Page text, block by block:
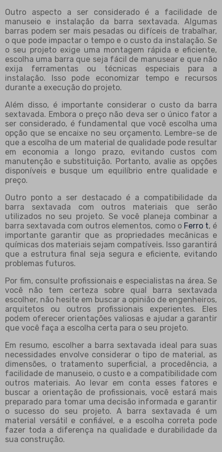
Outro aspecto a ser considerado é a facilidade de
manuseio e instalação da barra sextavada. Algumas
barras podem ser mais pesadas ou difíceis de trabalhar,
o que pode impactar o tempo e o custo da instalação. Se
o seu projeto exige uma montagem rápida e eficiente,
escolha uma barra que seja fácil de manusear e que não
exija ferramentas ou técnicas especiais para a
instalação. Isso pode economizar tempo e recursos
durante a execução do projeto.
Além disso, é importante considerar o custo da barra
sextavada. Embora o preço não deva ser o único fator a
ser considerado, é fundamental que você escolha uma
opção que se encaixe no seu orçamento. Lembre-se de
que a escolha de um material de qualidade pode resultar
em economia a longo prazo, evitando custos com
manutenção e substituição. Portanto, avalie as opções
disponíveis e busque um equilíbrio entre qualidade e
preço.
Outro ponto a ser destacado é a compatibilidade da
barra sextavada com outros materiais que serão
utilizados no seu projeto. Se você planeja combinar a
barra sextavada com outros elementos, como o Ferro t, é
importante garantir que as propriedades mecânicas e
químicas dos materiais sejam compatíveis. Isso garantirá
que a estrutura final seja segura e eficiente, evitando
problemas futuros.
Por fim, consulte profissionais e especialistas na área. Se
você não tem certeza sobre qual barra sextavada
escolher, não hesite em buscar a opinião de engenheiros,
arquitetos ou outros profissionais experientes. Eles
podem oferecer orientações valiosas e ajudar a garantir
que você faça a escolha certa para o seu projeto.
Em resumo, escolher a barra sextavada ideal para suas
necessidades envolve considerar o tipo de material, as
dimensões, o tratamento superficial, a procedência, a
facilidade de manuseio, o custo e a compatibilidade com
outros materiais. Ao levar em conta esses fatores e
buscar a orientação de profissionais, você estará mais
preparado para tomar uma decisão informada e garantir
o sucesso do seu projeto. A barra sextavada é um
material versátil e confiável, e a escolha correta pode
fazer toda a diferença na qualidade e durabilidade da
sua construção.